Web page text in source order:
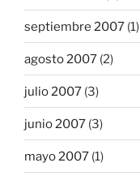
septiembre 2007 (1)
agosto 2007 (2)
julio 2007 (3)
junio 2007 (3)
mayo 2007 (1)